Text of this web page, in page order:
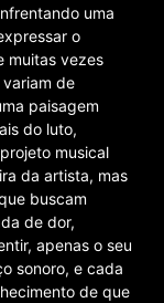
uma
o
muitas vezes
de
paisagem
do luto,
musical
da artista, mas
buscam
de dor,
apenas o seu
sonoro, e cada
de que